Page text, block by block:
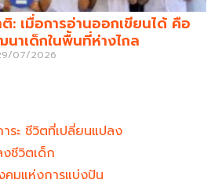
: เมื่อการอ่านออกเขียนได้ คือ
าเด็กในพื้นที่ห่างไกล
07/2026
ระ ชีวิตที่เปลี่ยนแปลง
ชีวิตเด็ก
คมแห่งการแบ่งปัน